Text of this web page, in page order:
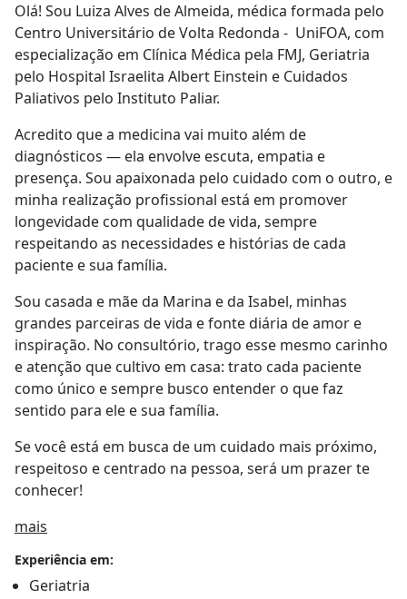
Olá! Sou Luiza Alves de Almeida, médica formada pelo
Centro Universitário de Volta Redonda - UniFOA, com
especialização em Clínica Médica pela FMJ, Geriatria
pelo Hospital Israelita Albert Einstein e Cuidados
Paliativos pelo Instituto Paliar.
Acredito que a medicina vai muito além de
diagnósticos — ela envolve escuta, empatia e
presença. Sou apaixonada pelo cuidado com o outro, e
minha realização profissional está em promover
longevidade com qualidade de vida, sempre
respeitando as necessidades e histórias de cada
paciente e sua família.
Sou casada e mãe da Marina e da Isabel, minhas
grandes parceiras de vida e fonte diária de amor e
inspiração. No consultório, trago esse mesmo carinho
e atenção que cultivo em casa: trato cada paciente
como único e sempre busco entender o que faz
sentido para ele e sua família.
Se você está em busca de um cuidado mais próximo,
respeitoso e centrado na pessoa, será um prazer te
conhecer!
mais
Experiência em:
Geriatria